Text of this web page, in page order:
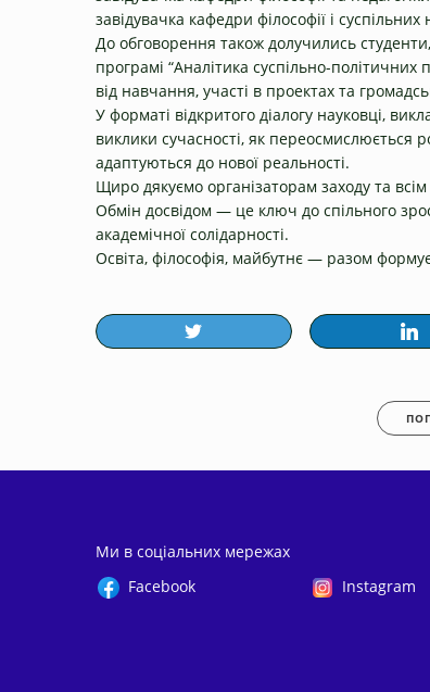
завідувачка кафедри філософії і
До обговорення також долучились студенти,
програмі “Аналітика суспільно-
від навчання, участі в проектах та
У форматі відкритого діалогу науковці,
виклики сучасності, як переосмислюється
адаптуються до нової реальності.
Щиро дякуємо організаторам заходу та
Обмін досвідом — це ключ до спільного
академічної солідарності.
Освіта, філософія, майбутнє — разом
Ми в соціальних мережах
Facebook
Instagram